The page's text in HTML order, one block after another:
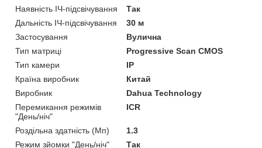
Наявність ІЧ-підсвічування
Так
Дальність ІЧ-підсвічування
30 м
Застосування
Вулична
Тип матриці
Progressive Scan CMOS
Тип камери
IP
Країна виробник
Китай
Виробник
Dahua Technology
Перемикання режимів
"День/ніч"
ICR
Роздільна здатність (Мп)
1.3
Режим зйомки "День/ніч"
Так